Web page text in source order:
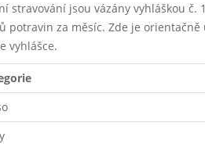
stravování jsou vázány vyhláškou
potravin za měsíc. Zde je
vyhlášce.